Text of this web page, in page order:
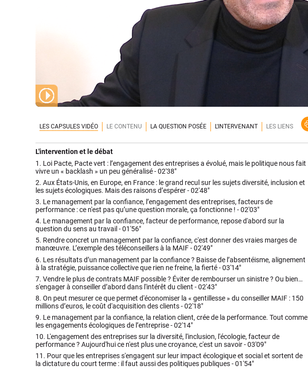
LES CAPSULES VIDÉO LE CONTENU LA QUESTION POSÉE L'INTERVENANT LES LIENS
L'intervention et le débat
1. Loi Pacte, Pacte vert : l’engagement des entreprises a évolué, mais le politique nous fait
vivre un « backlash » un peu généralisé -02'38"
2. Aux États-Unis, en Europe, en France : le grand recul sur les sujets diversité, inclusion et
les sujets écologiques. Mais des raisons d’espérer -02'48"
3. Le management par la confiance, l’engagement des entreprises, facteurs de
performance : ce n'est pas qu’une question morale, ça fonctionne ! -02'03"
4. Le management par la confiance, facteur de performance, repose d'abord sur la
question du sens au travail -01'56"
5. Rendre concret un management par la confiance, c'est donner des vraies marges de
manœuvre. L’exemple des téléconseillers à la MAIF -02'49"
6. Les résultats d’un management par la confiance ? Baisse de l’absentéisme, alignement
à la stratégie, puissance collective que rien ne freine, la fierté -03'14"
7. Vendre le plus de contrats MAIF possible ? Éviter de rembourser un sinistre ? Ou bien…
s'engager à conseiller d’abord dans l'intérêt du client -02'43"
8. On peut mesurer ce que permet d'économiser la « gentillesse » du conseiller MAIF : 150
millions d’euros, le coût d'acquisition des clients -02'18"
9. Le management par la confiance, la relation client, crée de la performance. Tout comme
les engagements écologiques de l’entreprise -02'14"
10. L'engagement des entreprises sur la diversité, l'inclusion, l'écologie, facteur de
performance ? Aujourd'hui ce n'est plus une croyance, c'est un savoir -03'09"
11. Pour que les entreprises s'engagent sur leur impact écologique et social et sortent de
la dictature du court terme : il faut aussi des politiques publiques -01'54"